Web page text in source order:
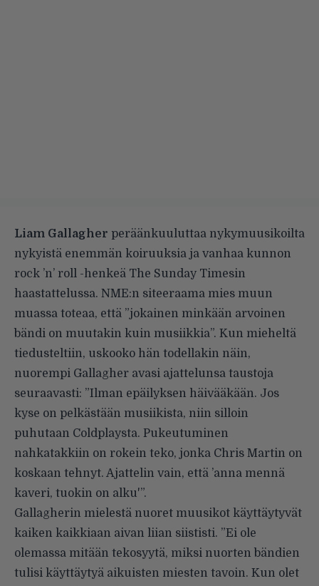
Liam Gallagher peräänkuuluttaa nykymuusikoilta
nykyistä enemmän koiruuksia ja vanhaa kunnon
rock ’n’ roll -henkeä The Sunday Timesin
haastattelussa. NME:n siteeraama mies muun
muassa toteaa, että ”jokainen minkään arvoinen
bändi on muutakin kuin musiikkia”. Kun mieheltä
tiedusteltiin, uskooko hän todellakin näin,
nuorempi Gallagher avasi ajattelunsa taustoja
seuraavasti: ”Ilman epäilyksen häivääkään. Jos
kyse on pelkästään musiikista, niin silloin
puhutaan Coldplaysta. Pukeutuminen
nahkatakkiin on rokein teko, jonka Chris Martin on
koskaan tehnyt. Ajattelin vain, että ’anna mennä
kaveri, tuokin on alku'”.
Gallagherin mielestä nuoret muusikot käyttäytyvät
kaiken kaikkiaan aivan liian siististi. ”Ei ole
olemassa mitään tekosyytä, miksi nuorten bändien
tulisi käyttäytyä aikuisten miesten tavoin. Kun olet